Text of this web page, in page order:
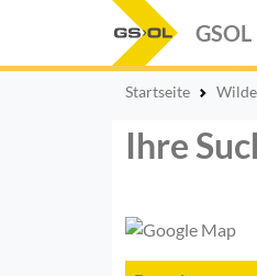
GSOL
Startseite
Ihre